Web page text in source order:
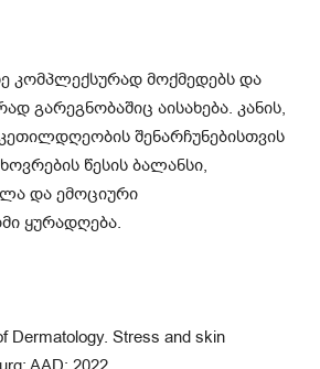
კომპლექსურად მოქმედებს და
გარეგნობაშიც აისახება. კანის,
შენარჩუნებისთვის
წესის ბალანსი,
და ემოციური
ყურადღება.
Dermatology. Stress and skin